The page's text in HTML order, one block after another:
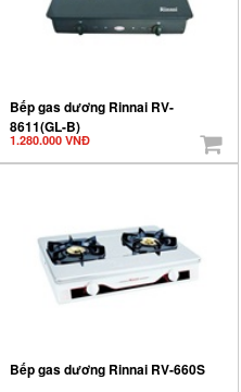
Bếp gas dương Rinnai RV-
8611(GL-B)
1.280.000 VNĐ
Bếp gas dương Rinnai RV-660S